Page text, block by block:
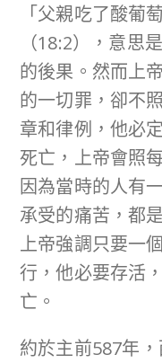
「父親吃了酸葡
（18:2），意思
的後果。然而上
的一切罪，卻不
章和律例，他必
死亡，上帝會照
因為當時的人有
承受的痛苦，都
上帝強調只要一
行，他必要存活
亡。
約於主前587年